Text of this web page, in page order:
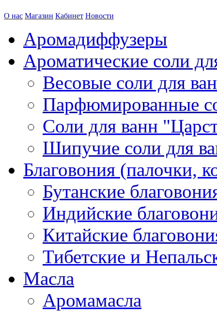
О нас Магазин Кабинет Новости
Аромадиффузеры
Ароматические соли
Весовые соли для
Парфюмированные
Соли для ванн
Шипучие соли для
Благовония (палочки,
Бутанские
Индийские
Китайские
Тибетские и
Масла
Аромамасла